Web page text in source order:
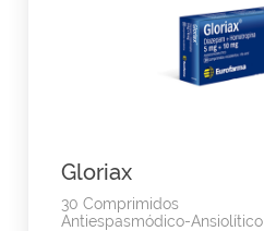
Gloriax
30 Comprimidos
Antiespasmódico-Ansiolítico